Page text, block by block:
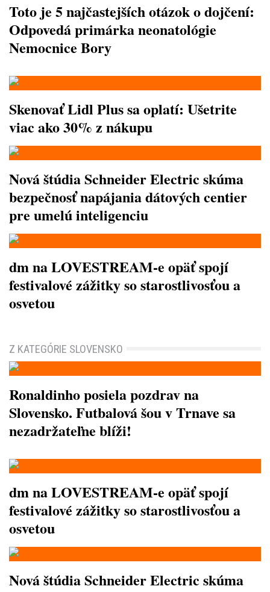
Toto je 5 najčastejších otázok o dojčení:
Odpovedá primárka neonatológie
Nemocnice Bory
Skenovať Lidl Plus sa oplatí: Ušetrite
viac ako 30% z nákupu
Nová štúdia Schneider Electric skúma
bezpečnosť napájania dátových centier
pre umelú inteligenciu
dm na LOVESTREAM-e opäť spojí
festivalové zážitky so starostlivosťou a
osvetou
Z KATEGÓRIE SLOVENSKO
Ronaldinho posiela pozdrav na
Slovensko. Futbalová šou v Trnave sa
nezadržateľne blíži!
dm na LOVESTREAM-e opäť spojí
festivalové zážitky so starostlivosťou a
osvetou
Nová štúdia Schneider Electric skúma